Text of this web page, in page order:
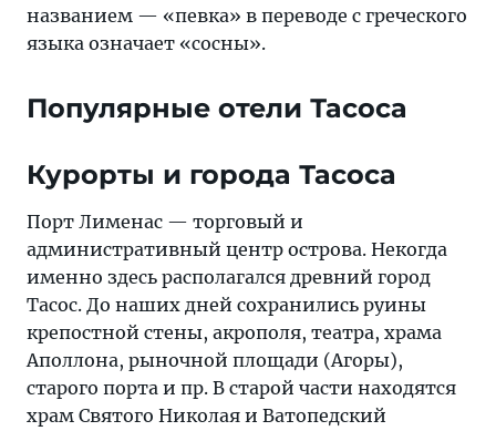
названием — «певка» в переводе с греческого
языка означает «сосны».
Популярные отели Тасоса
Курорты и города Тасоса
Порт Лименас — торговый и
административный центр острова. Некогда
именно здесь располагался древний город
Тасос. До наших дней сохранились руины
крепостной стены, акрополя, театра, храма
Аполлона, рыночной площади (Агоры),
старого порта и пр. В старой части находятся
храм Святого Николая и Ватопедский